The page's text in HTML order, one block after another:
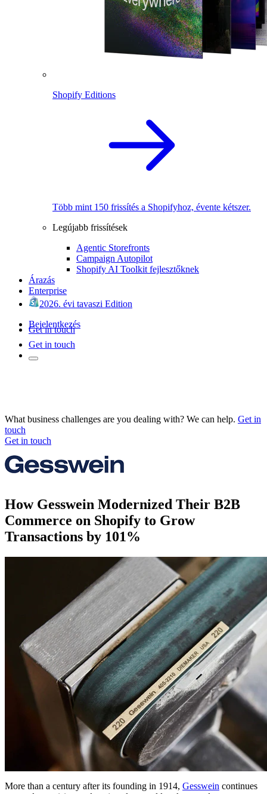
Shopify Editions
Több mint 150 frissítés a Shopifyhoz, évente kétszer.
Legújabb frissítések
Agentic Storefronts
Campaign Autopilot
Shopify AI Toolkit fejlesztőknek
Árazás
Enterprise
2026. évi tavaszi Edition
Bejelentkezés
Get in touch
Get in touch
What business challenges are you dealing with? We can help. Get in
touch
Get in touch
How Gesswein Modernized Their B2B
Commerce on Shopify to Grow
Transactions by 101%
More than a century after its founding in 1914, Gesswein continues